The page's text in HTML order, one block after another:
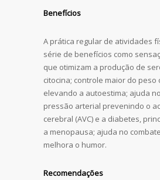
Benefícios
A prática regular de atividades
série de benefícios como
que otimizam a produção de
citocina; controle maior do peso
elevando a autoestima; ajuda
pressão arterial prevenindo o
cerebral (AVC) e a diabetes,
a menopausa; ajuda no
melhora o humor.
Recomendações